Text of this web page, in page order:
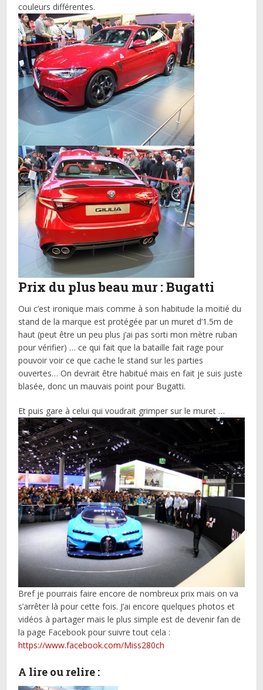
couleurs différentes.
Prix du plus beau mur : Bugatti
Oui c’est ironique mais comme à son habitude la moitié du
stand de la marque est protégée par un muret d’1.5m de
haut (peut être un peu plus j’ai pas sorti mon mètre ruban
pour vérifier) … ce qui fait que la bataille fait rage pour
pouvoir voir ce que cache le stand sur les parties
ouvertes… On devrait être habitué mais en fait je suis juste
blasée, donc un mauvais point pour Bugatti.
Et puis gare à celui qui voudrait grimper sur le muret …
Bref je pourrais faire encore de nombreux prix mais on va
s’arrêter là pour cette fois. J’ai encore quelques photos et
vidéos à partager mais le plus simple est de devenir fan de
la page Facebook pour suivre tout cela :
https://www.facebook.com/Miss280ch
A lire ou relire :